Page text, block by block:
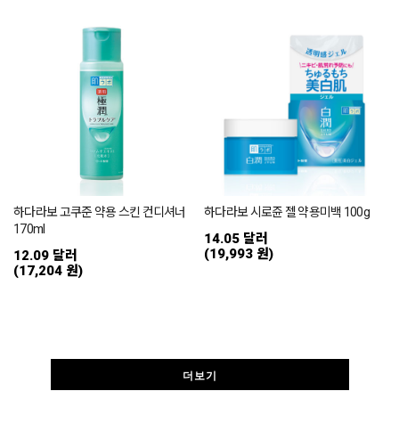
하다라보 고쿠준 약용 스킨 컨디셔너
170ml
12.09 달러
(17,204 원)
하다라보 시로쥰 젤 약용미백 100g
14.05 달러
(19,993 원)
더보기